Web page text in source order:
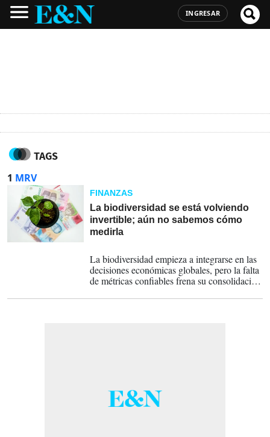
INGRESAR
TAGS
1 MRV
FINANZAS
La biodiversidad se está volviendo
invertible; aún no sabemos cómo
medirla
La biodiversidad empieza a integrarse en las
decisiones económicas globales, pero la falta
de métricas confiables frena su consolidación
común entre ecología y finanzas, el capital